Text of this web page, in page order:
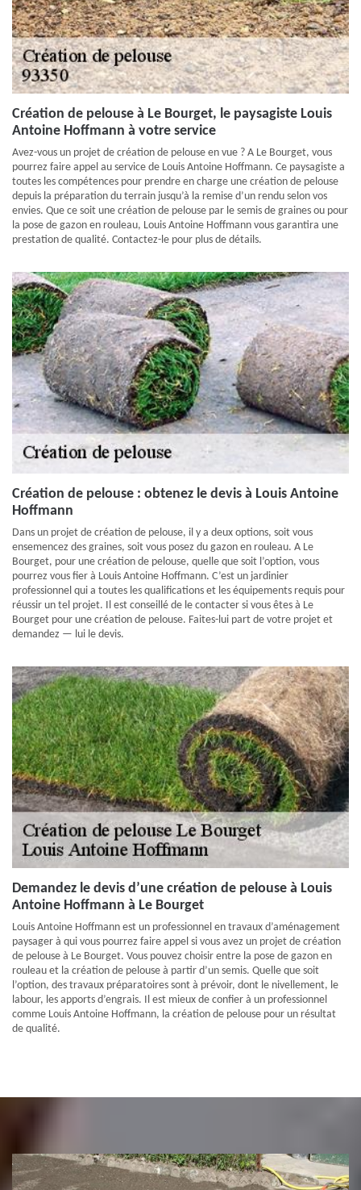
Création de pelouse à Le Bourget, le paysagiste Louis
Antoine Hoffmann à votre service
Avez-vous un projet de création de pelouse en vue ? A Le Bourget, vous
pourrez faire appel au service de Louis Antoine Hoffmann. Ce paysagiste a
toutes les compétences pour prendre en charge une création de pelouse
depuis la préparation du terrain jusqu’à la remise d’un rendu selon vos
envies. Que ce soit une création de pelouse par le semis de graines ou pour
la pose de gazon en rouleau, Louis Antoine Hoffmann vous garantira une
prestation de qualité. Contactez-le pour plus de détails.
Création de pelouse : obtenez le devis à Louis Antoine
Hoffmann
Dans un projet de création de pelouse, il y a deux options, soit vous
ensemencez des graines, soit vous posez du gazon en rouleau. A Le
Bourget, pour une création de pelouse, quelle que soit l’option, vous
pourrez vous fier à Louis Antoine Hoffmann. C’est un jardinier
professionnel qui a toutes les qualifications et les équipements requis pour
réussir un tel projet. Il est conseillé de le contacter si vous êtes à Le
Bourget pour une création de pelouse. Faites-lui part de votre projet et
demandez — lui le devis.
Demandez le devis d’une création de pelouse à Louis
Antoine Hoffmann à Le Bourget
Louis Antoine Hoffmann est un professionnel en travaux d’aménagement
paysager à qui vous pourrez faire appel si vous avez un projet de création
de pelouse à Le Bourget. Vous pouvez choisir entre la pose de gazon en
rouleau et la création de pelouse à partir d’un semis. Quelle que soit
l’option, des travaux préparatoires sont à prévoir, dont le nivellement, le
labour, les apports d’engrais. Il est mieux de confier à un professionnel
comme Louis Antoine Hoffmann, la création de pelouse pour un résultat
de qualité.